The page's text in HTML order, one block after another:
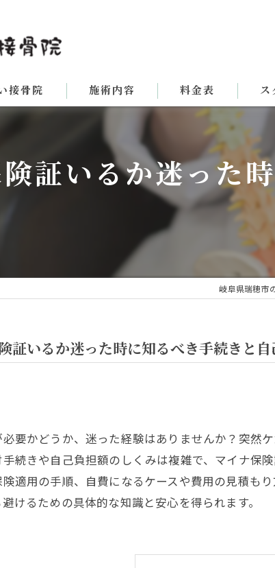
接骨院 施術内容 料金表 ス
証いるか迷った
岐阜県瑞穂市
証いるか迷った時に知るべき手続きと
要かどうか、迷った経験はありませんか？突然
続きや自己負担額のしくみは複雑で、マイナ保
適用の手順、自費になるケースや費用の見積も
けるための具体的な知識と安心を得られます。